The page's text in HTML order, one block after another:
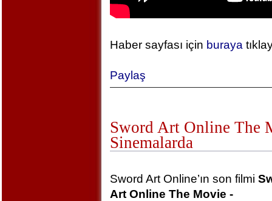
Haber sayfası için buraya
Paylaş
Sword Art Online The
Sinemalarda
Sword Art Online’ın son filmi
Art Online The Movie -